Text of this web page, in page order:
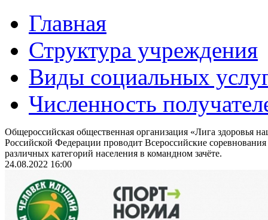
Главная
Структура учреждения
Виды социальных
Численность
Общероссийская общественная организация «Лига здоровья
Российской Федерации проводит Всероссийские
различных категорий населения в командном зачёте.
24.08.2022 16:00